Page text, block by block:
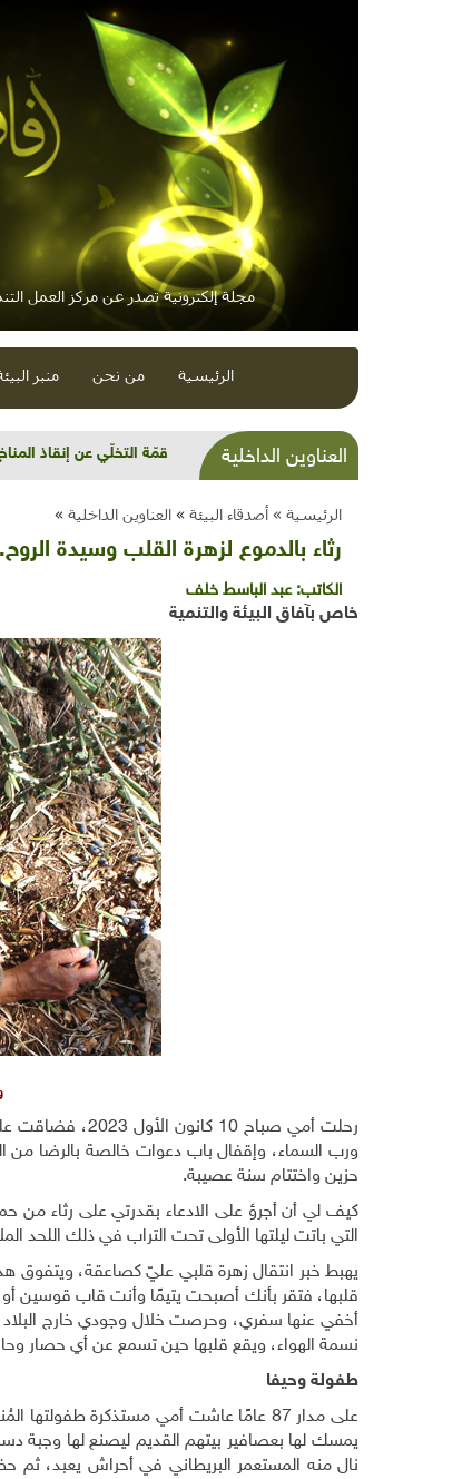
مجلة إلكترونية تصدر عن مركز العمل
الرئيسية من نحن منبر
العناوين الداخلية شذرات بيئية
الرئيسية » أصدقاء البيئة » العناوين الداخلية »
رثاء بالدموع لزهرة القلب وسيدة
الكاتب:عبد الباسط خلف
خاص بآفاق البيئة والتنمية
رحلت أمي صباح
ورب السماء، وإقفال باب دعوات خالصة بالرضا من
حزين واختتام سنة عصيبة.
كيف لي أن أجرؤ على الادعاء بقدرتي على رثاء
التي باتت ليلتها الأولى تحت التراب في ذلك اللحد
يهبط خبر انتقال زهرة قلبي عليّ كصاعقة، ويتفوق
قلبها، فتقر بأنك أصبحت يتيمًا وأنت قاب قوسين
أخفي عنها سفري، وحرصت خلال وجودي خارج البلاد
نسمة الهواء، ويقع قلبها حين تسمع عن أي حصار
طفولة وحيفا
على مدار 87 عامًا عاشت أمي مستذكرة
يمسك لها بعصافير بيتهم القديم ليصنع لها وجبة
نال منه المستعمر البريطاني في أحراش يعبد، ثم